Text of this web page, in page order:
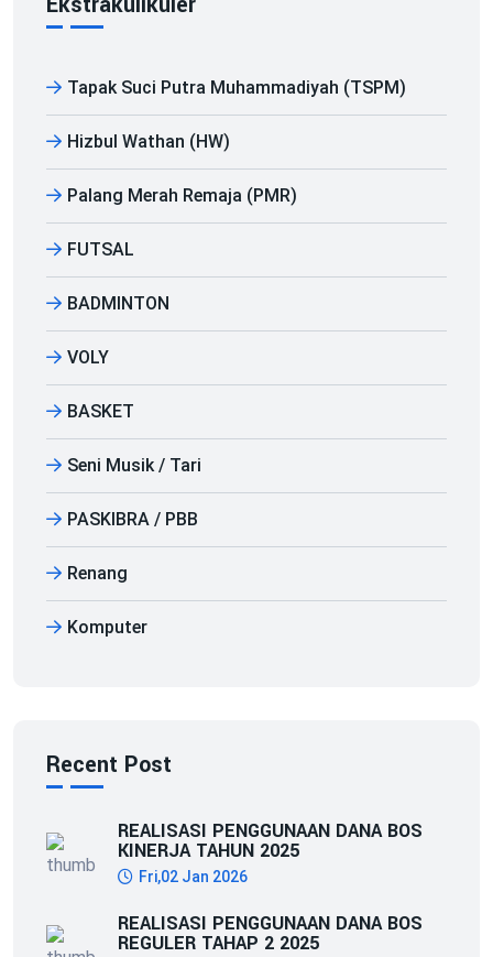
Tapak Suci Putra Muhammadiyah (TSPM)
Hizbul Wathan (HW)
Palang Merah Remaja (PMR)
FUTSAL
BADMINTON
VOLY
BASKET
Seni Musik / Tari
PASKIBRA / PBB
Renang
Komputer
Recent Post
REALISASI PENGGUNAAN DANA BOS
KINERJA TAHUN 2025
Fri,02 Jan 2026
REALISASI PENGGUNAAN DANA BOS
REGULER TAHAP 2 2025